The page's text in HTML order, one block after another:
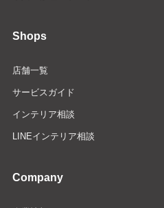
Shops
店舗一覧
サービスガイド
インテリア相談
LINEインテリア相談
Company